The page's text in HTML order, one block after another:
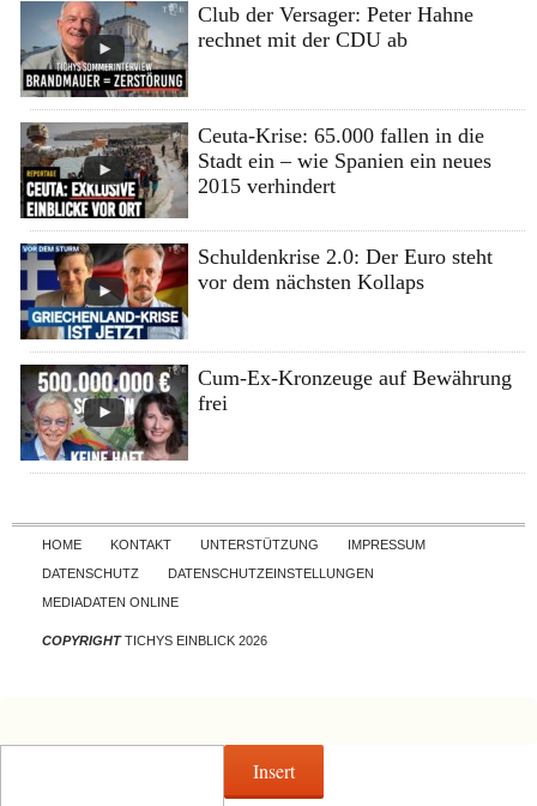
Club der Versager: Peter Hahne
rechnet mit der CDU ab
Ceuta-Krise: 65.000 fallen in die
Stadt ein – wie Spanien ein neues
2015 verhindert
Schuldenkrise 2.0: Der Euro steht
vor dem nächsten Kollaps
Cum-Ex-Kronzeuge auf Bewährung
frei
Skip to content
HOME KONTAKT UNTERSTÜTZUNG
IMPRESSUM
DATENSCHUTZ
DATENSCHUTZEINSTELLUNGEN
MEDIADATEN ONLINE
COPYRIGHTTICHYS EINBLICK 2026
Insert